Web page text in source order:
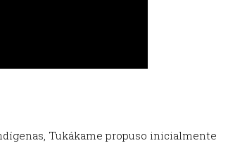
Tukákame propuso inicialmente